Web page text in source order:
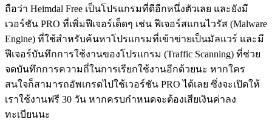
ถือว่า Heimdal Free เป็นโปรแกรมที่ดีอีกหนึ่งตัวเลย และยังมี
เวอร์ชัน PRO ที่เพิ่มฟีเจอร์เด็ดๆ เช่น ฟีเจอร์สแกนไวรัส (Malware
Engine) ที่ใช้สำหรับค้นหาโปรแกรมที่เข้าข่ายเป็นมัลแวร์ และมี
ฟีเจอร์บันทึกการใช้งานของโปรแกรม (Traffic Scanning) ที่ช่วย
จดบันทึกการความถี่ในการเรียกใช้งานอีกด้วยนะ หากใคร
สนใจก็สามารถอัพเกรดไปใช้เวอร์ชัน PRO ได้เลย ซึ่งจะเปิดให้
เราใช้งานฟรี 30 วัน หากครบกำหนดจะต้องเสียเงินค่าลง
ทะเบียนนะ